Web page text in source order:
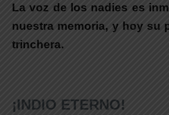
La voz de los nadies es
nuestra memoria, y hoy su
trinchera.
¡INDIO ETERNO!